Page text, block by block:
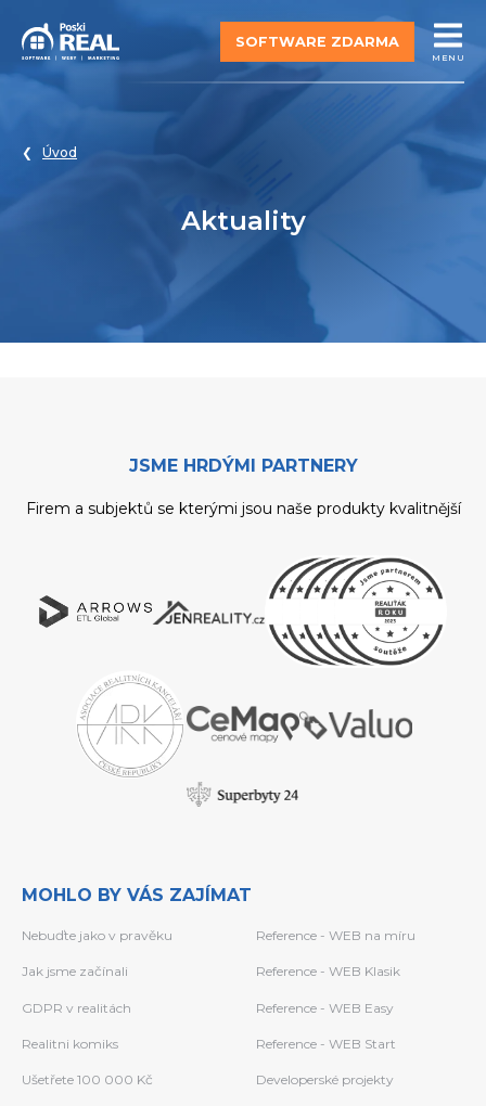
SOFTWARE ZDARMA
MENU
Úvod
Aktuality
JSME HRDÝMI PARTNERY
Firem a subjektů se kterými jsou naše produkty kvalitnější
MOHLO BY VÁS ZAJÍMAT
Nebuďte jako v pravěku Reference - WEB na míru
Jak jsme začínali Reference - WEB Klasik
GDPR v realitách Reference - WEB Easy
Realitni komiks Reference - WEB Start
Ušetřete 100 000 Kč Developerské projekty